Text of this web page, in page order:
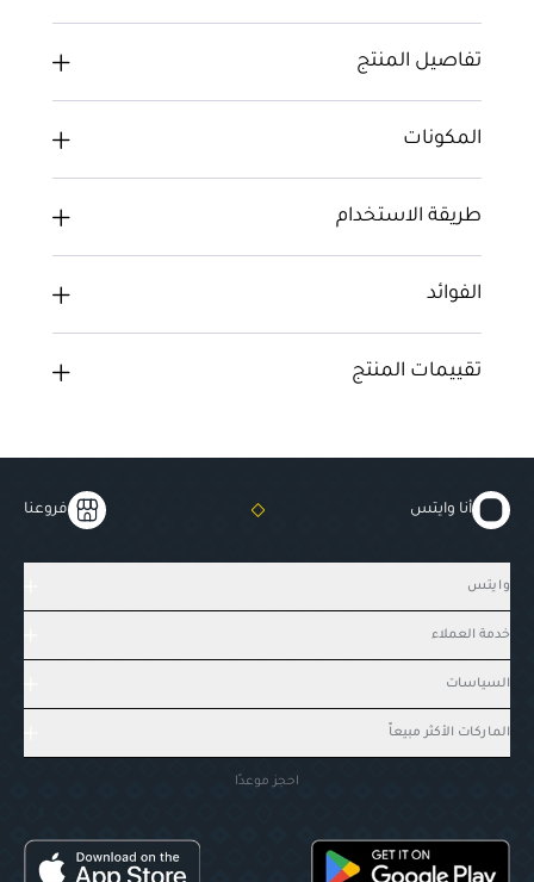
تفاصيل المنتج
المكونات
طريقة الاستخدام
الفوائد
تقييمات المنتج
أنا وايتس فروعنا
وايتس
خدمة العملاء
السياسات
الماركات الأكثر مبيعاً
احجز موعدًا